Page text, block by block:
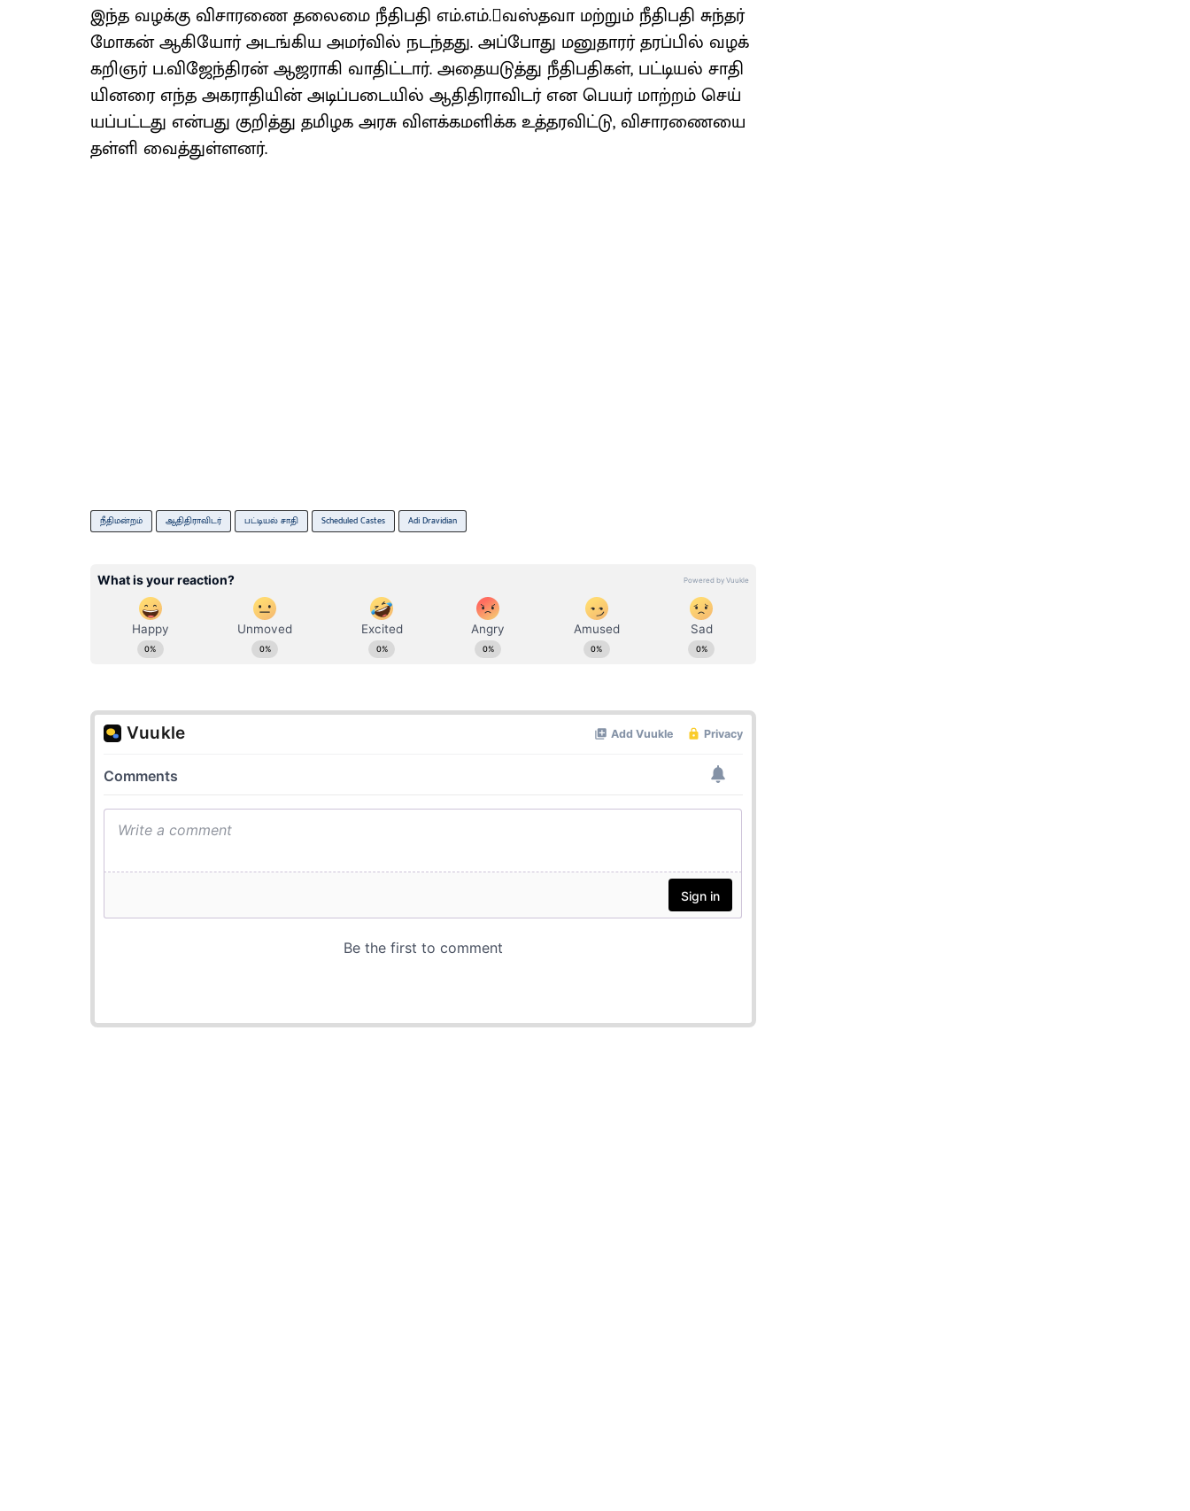
இந்த வழக்கு விசா​ரணை தலைமை நீதிபதி எம்​.எம்​.வஸ்​தவா மற்​றும் நீதிபதி சுந்​தர்​
மோகன் ஆகியோர் அடங்​கிய அமர்​வில் நடந்​தது. அப்​போது மனு​தா​ரர் தரப்​பில் வழக்​
கறிஞர் ப.விஜேந்​திரன் ஆஜராகி வாதிட்​டார். அதையடுத்து நீதிப​தி​கள், பட்​டியல் சாதி​
யினரை எந்த அகரா​தி​யின் அடிப்​படை​யில் ஆதி​தி​ரா​விடர் என பெயர் மாற்​றம் செய்​
யப்​பட்​டது என்​பது குறித்து தமிழக அரசு விளக்​கமளிக்க உத்​தர​விட்​டு, வி​சா​ரணை​யை
தள்​ளி வைத்​துள்​ளனர்​.
நீதிமன்றம் ஆதிதிராவிடர் பட்டியல் சாதி Scheduled Castes Adi Dravidian